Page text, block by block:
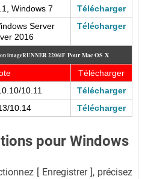
Windows 7
Télécharger
Server
2016
Télécharger
imageRUNNER 2206iF Pour Mac OS X
Télécharger
10.11
Télécharger
10.14
Télécharger
pour Windows
[ Enregistrer ], précisez